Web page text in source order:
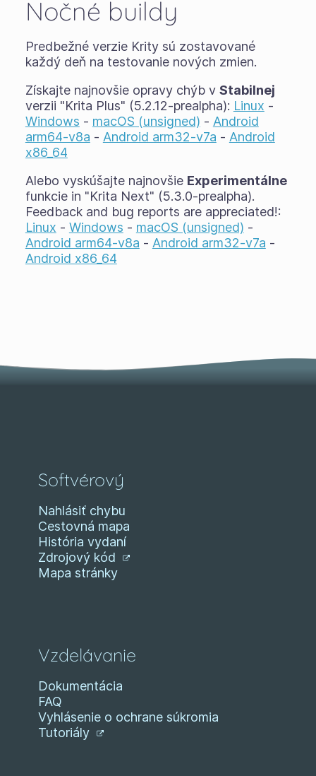
Nočné buildy
Predbežné verzie Krity sú zostavované
každý deň na testovanie nových zmien.
Získajte najnovšie opravy chýb v Stabilnej
verzii "Krita Plus" (5.2.12-prealpha): Linux -
Windows - macOS (unsigned) - Android
arm64-v8a - Android arm32-v7a - Android
x86_64
Alebo vyskúšajte najnovšie Experimentálne
funkcie in "Krita Next" (5.3.0-prealpha).
Feedback and bug reports are appreciated!:
Linux - Windows - macOS (unsigned) -
Android arm64-v8a - Android arm32-v7a -
Android x86_64
Softvérový
Nahlásiť chybu
Cestovná mapa
História vydaní
Zdrojový kód
Mapa stránky
Vzdelávanie
Dokumentácia
FAQ
Vyhlásenie o ochrane súkromia
Tutoriály